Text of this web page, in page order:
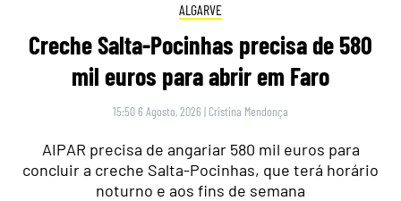
ALGARVE
Creche Salta-Pocinhas precisa de 580
mil euros para abrir em Faro
15:50 6 Agosto, 2026 | Cristina Mendonça
AIPAR precisa de angariar 580 mil euros para
concluir a creche Salta-Pocinhas, que terá horário
noturno e aos fins de semana